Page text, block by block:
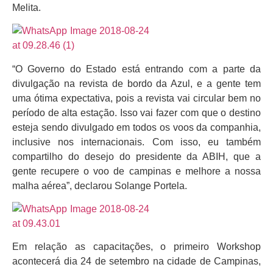
Melita.
“O Governo do Estado está entrando com a parte da
divulgação na revista de bordo da Azul, e a gente tem
uma ótima expectativa, pois a revista vai circular bem no
período de alta estação. Isso vai fazer com que o destino
esteja sendo divulgado em todos os voos da companhia,
inclusive nos internacionais. Com isso, eu também
compartilho do desejo do presidente da ABIH, que a
gente recupere o voo de campinas e melhore a nossa
malha aérea”, declarou Solange Portela.
Em relação as capacitações, o primeiro Workshop
acontecerá dia 24 de setembro na cidade de Campinas,